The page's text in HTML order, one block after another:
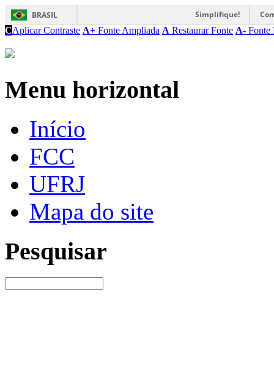
BRASIL Simplifique!
CAplicar Contraste A+ Fonte Ampliada A Restaurar Fonte A- Fonte
Menu horizontal
Início
FCC
UFRJ
Mapa do site
Pesquisar